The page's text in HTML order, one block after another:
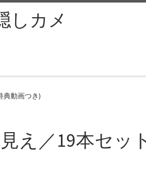
しカメ
典動画つき)
え／19本セッ